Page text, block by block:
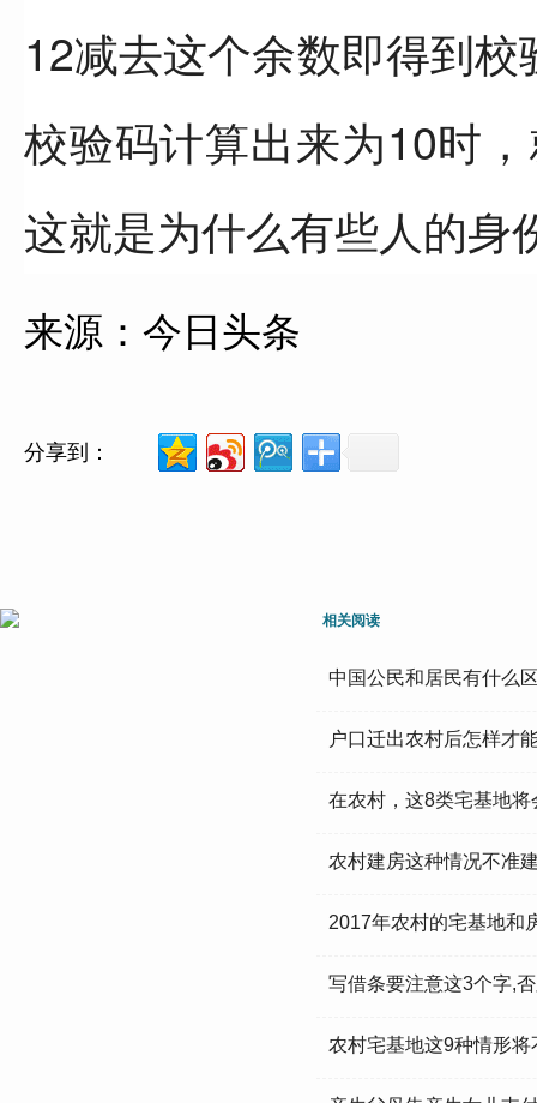
12减去这个余数即得到
校验码计算出来为10时
这就是为什么有些人的身
来源：今日头条
分享到：
相关阅读
中国公民和居民有什么
户口迁出农村后怎样才
在农村，这8类宅基地将
农村建房这种情况不准
2017年农村的宅基地和
写借条要注意这3个字,
农村宅基地这9种情形